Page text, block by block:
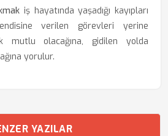
iş hayatında yaşadığı kayıpları
verilen görevleri yerine
mutlu olacağına, gidilen yolda
yorulur.
YAZILAR